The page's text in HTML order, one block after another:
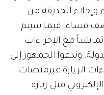
الحديقة من
مساء، فيما سيتم
مع الإجراءات
وندعوا الجمهور إلى
الزيارة عبرمنصات
قبل زيارة